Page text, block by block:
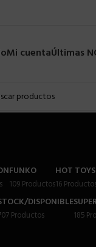
Mi cuentaÚltimas
FUNKO
109 Productos
HOT
16
DISPONIBLE
Productos 185